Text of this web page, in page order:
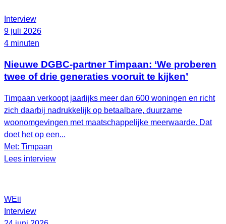
Interview
9 juli 2026
4 minuten
Nieuwe DGBC-partner Timpaan: ‘We proberen
twee of drie generaties vooruit te kijken’
Timpaan verkoopt jaarlijks meer dan 600 woningen en richt
zich daarbij nadrukkelijk op betaalbare, duurzame
woonomgevingen met maatschappelijke meerwaarde. Dat
doet het op een...
Met: Timpaan
Lees interview
WEii
Interview